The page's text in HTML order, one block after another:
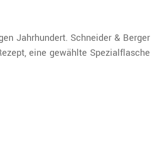
Jahrhundert. Schneider & Berger
eine gewählte Spezialflasche